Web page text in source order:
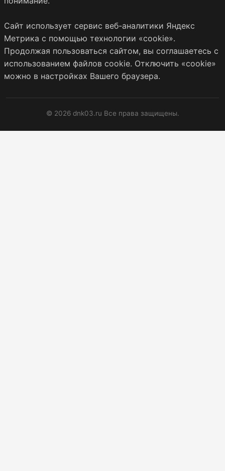
Сайт использует сервис веб-аналитики Яндекс
Метрика с помощью технологии «cookie».
Продолжая пользоваться сайтом, вы соглашаетесь с
использованием файлов cookie. Отключить «cookie»
можно в настройках Вашего браузера.
© 2026 dnk03.ru Все права защищены.